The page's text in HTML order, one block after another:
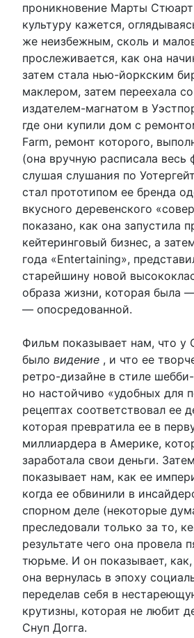
проникновение Марты
культуру кажется,
же неизбежным, сколь и
прослеживается, как она
затем стала нью-йоркским
маклером, затем переехала
издателем-магнатом в
где они купили дом с
Farm, ремонт которого,
(она вручную расписала
слушая слушания по
стал прототипом ее бренда
вкусного деревенского
показано, как она запустила
кейтеринговый бизнес, а
года «Entertaining»,
старейшину новой
образа жизни, которая была
— опосредованной.
Фильм показывает нам, что у
было видение , и что ее
ретро-дизайне в стиле
но настойчиво «удобных для
рецептах соответствовал ее
которая превратила ее в
миллиардера в Америке,
заработала свои деньги.
показывает нам, как ее
когда ее обвинили в
спорном деле (некоторые
преследовали только за то,
результате чего она провела
тюрьме. И он показывает,
она вернулась в эпоху
переделав себя в
крутизны, которая не любит
Снуп Догга.